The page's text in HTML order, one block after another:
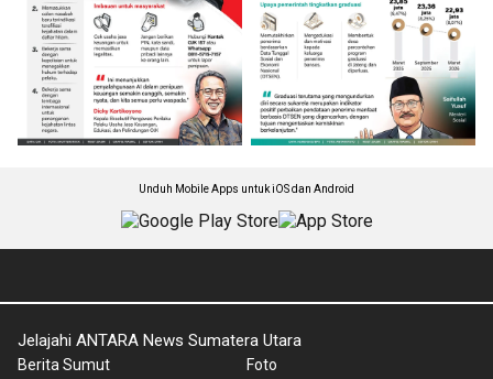
Unduh Mobile Apps untuk iOS dan Android
Jelajahi ANTARA News Sumatera Utara
Berita Sumut
Foto